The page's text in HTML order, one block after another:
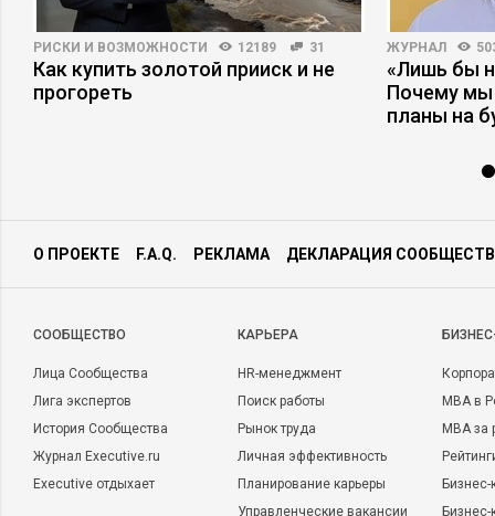
РИСКИ И ВОЗМОЖНОСТИ 12189 31
Как купить золотой прииск и не
прогореть
ЖУРНАЛ
«Лишь бы
Почему мы
планы на
О ПРОЕКТЕ F.A.Q. РЕКЛАМА ДЕКЛАРАЦИЯ
CООБЩЕСТВО
Лица Сообщества
Лига экспертов
История Сообщества
Журнал Executive.ru
Executive отдыхает
КАРЬЕРА
HR-менеджмент
Поиск работы
Рынок труда
Личная эффективность
Планирование карьеры
Управленческие вакансии
MBA в
MBA
Бизнес-